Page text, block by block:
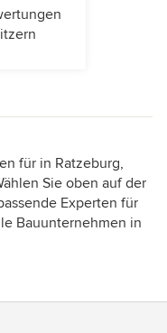
für in Ratzeburg,
Sie oben auf der
Experten für
Bauunternehmen in